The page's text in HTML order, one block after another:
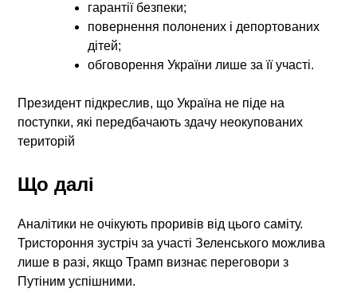
гарантії безпеки;
повернення полонених і депортованих
дітей;
обговорення України лише за її участі.
Президент підкреслив, що Україна не піде на
поступки, які передбачають здачу неокупованих
територій
Що далі
Аналітики не очікують проривів від цього саміту.
Тристороння зустріч за участі Зеленського можлива
лише в разі, якщо Трамп визнає переговори з
Путіним успішними.